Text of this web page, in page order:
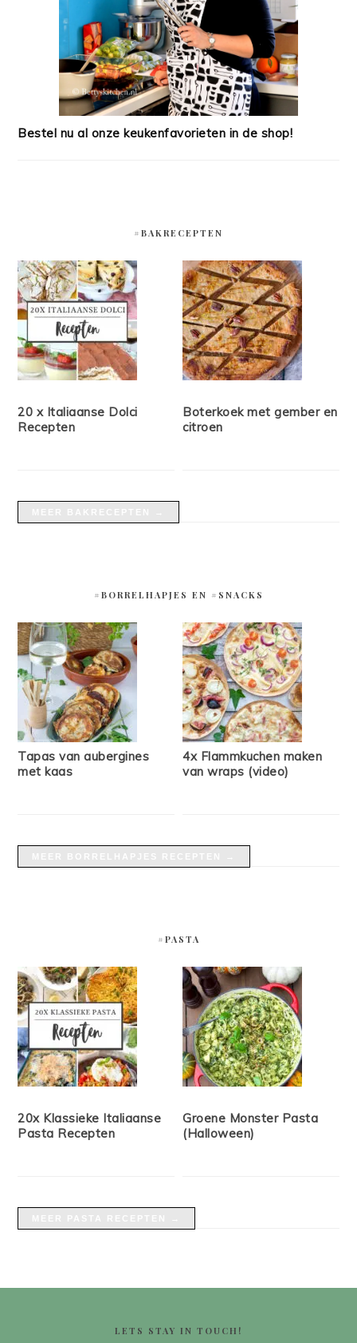
Bestel nu al onze keukenfavorieten in de shop!
#BAKRECEPTEN
20 x Italiaanse Dolci
Recepten
Boterkoek met gember en
citroen
#BORRELHAPJES EN #SNACKS
Tapas van aubergines
met kaas
4x Flammkuchen maken
van wraps (video)
#PASTA
20x Klassieke Italiaanse
Pasta Recepten
Groene Monster Pasta
(Halloween)
LETS STAY IN TOUCH!